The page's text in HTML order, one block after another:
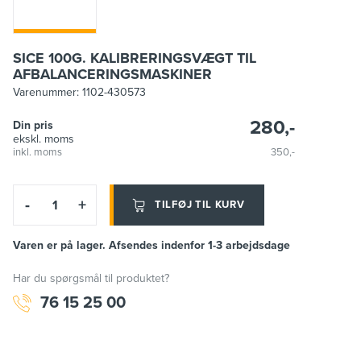
SICE 100G. KALIBRERINGSVÆGT TIL
AFBALANCERINGSMASKINER
Varenummer: 1102-430573
Din pris
ekskl. moms
280,-
inkl. moms 350,-
- + TILFØJ TIL KURV
Varen er på lager. Afsendes indenfor 1-3 arbejdsdage
Har du spørgsmål til produktet?
76 15 25 00